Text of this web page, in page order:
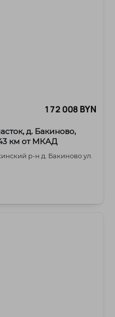
172 008 BYN
д. Бакиново,
км от МКАД
р-н д. Бакиново ул.